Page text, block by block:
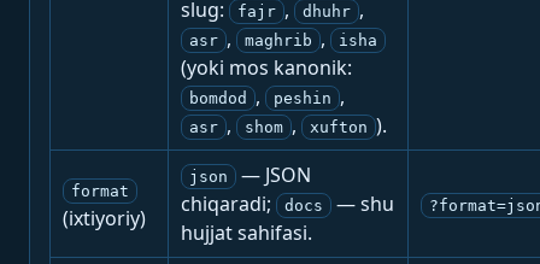
slug:
fajr , dhuhr ,
asr , maghrib , isha
(yoki mos kanonik:
bomdod , peshin ,
asr , shom , xufton ).
format
(ixtiyoriy)
json
— JSON
chiqaradi;
docs
— shu
hujjat sahifasi.